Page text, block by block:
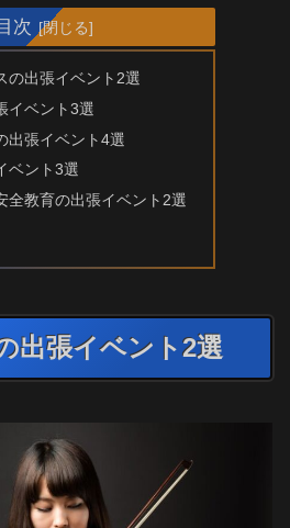
次
の出張イベント2選
イベント3選
出張イベント4選
ベント3選
全教育の出張イベント2選
出張イベント2選